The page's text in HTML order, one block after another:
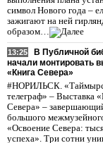
символ Нового года –
зажигают на ней
образом…
13:25
В Публичной
начали монтировать
«Книга Севера»
#НОРИЛЬСК.
телеграф» – Выставка
Севера» –
большого
«Освоение Севера:
успеха». Три сотни